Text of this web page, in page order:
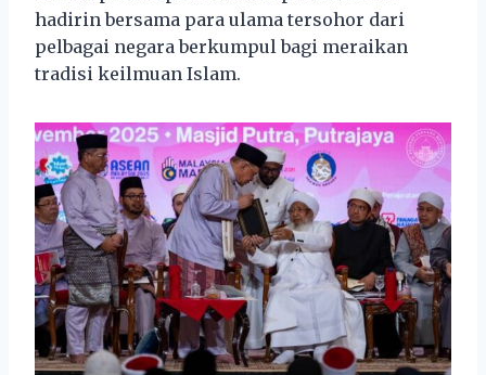
hadirin bersama para ulama tersohor dari
pelbagai negara berkumpul bagi meraikan
tradisi keilmuan Islam.